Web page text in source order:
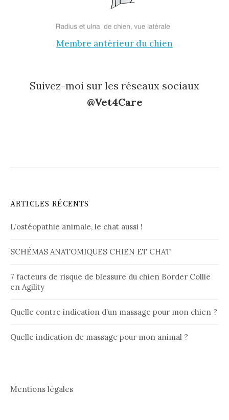
Membre antérieur du chien
Suivez-moi sur les réseaux sociaux
@Vet4Care
ARTICLES RÉCENTS
L’ostéopathie animale, le chat aussi !
SCHÉMAS ANATOMIQUES CHIEN ET CHAT
7 facteurs de risque de blessure du chien Border Collie
en Agility
Quelle contre indication d’un massage pour mon chien ?
Quelle indication de massage pour mon animal ?
Mentions légales